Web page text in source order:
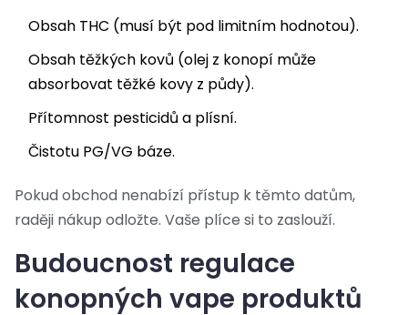
Obsah THC (musí být pod limitním hodnotou).
Obsah těžkých kovů (olej z konopí může
absorbovat těžké kovy z půdy).
Přítomnost pesticidů a plísní.
Čistotu PG/VG báze.
Pokud obchod nenabízí přístup k těmto datům,
raději nákup odložte. Vaše plíce si to zaslouží.
Budoucnost regulace
konopných vape produktů